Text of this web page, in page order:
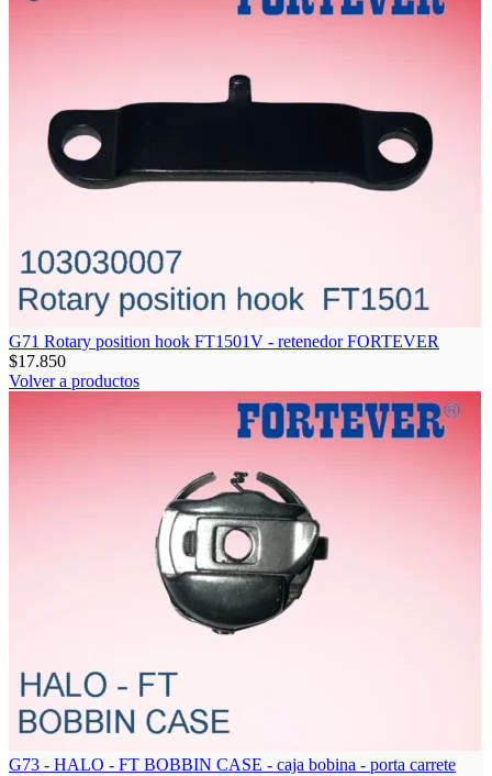
G71 Rotary position hook FT1501V - retenedor FORTEVER
$17.850
Volver a productos
G73 - HALO - FT BOBBIN CASE - caja bobina - porta carrete